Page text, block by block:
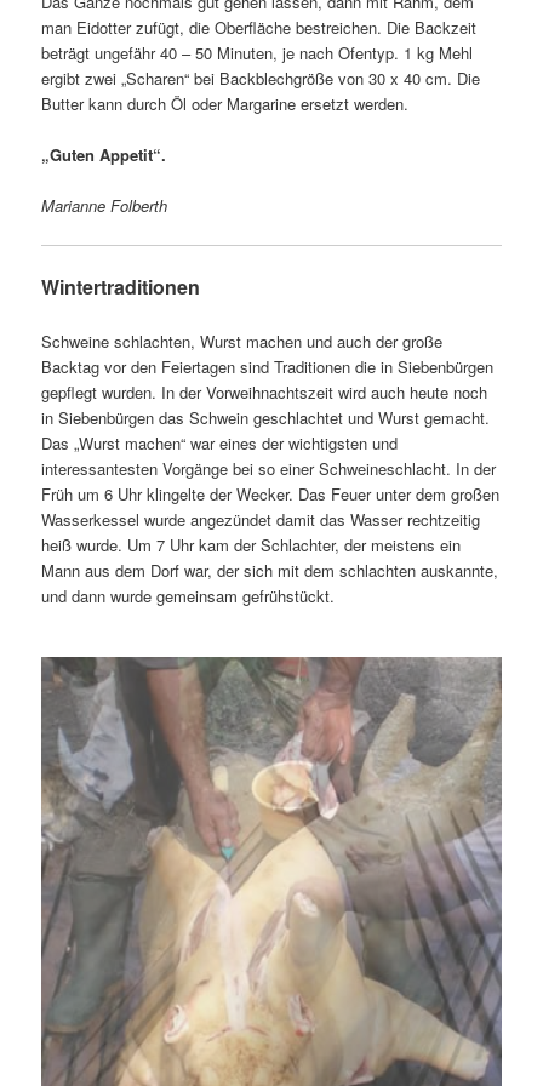
man Eidotter zufügt, die Oberfläche bestreichen. Die Backzeit
beträgt ungefähr 40 – 50 Minuten, je nach Ofentyp. 1 kg Mehl
ergibt zwei „Scharen“ bei Backblechgröße von 30 x 40 cm. Die
Butter kann durch Öl oder Margarine ersetzt werden.
„Guten Appetit“.
Marianne Folberth
Wintertraditionen
Schweine schlachten, Wurst machen und auch der große
Backtag vor den Feiertagen sind Traditionen die in Siebenbürgen
gepflegt wurden. In der Vorweihnachtszeit wird auch heute noch
in Siebenbürgen das Schwein geschlachtet und Wurst gemacht.
Das „Wurst machen“ war eines der wichtigsten und
interessantesten Vorgänge bei so einer Schweineschlacht. In der
Früh um 6 Uhr klingelte der Wecker. Das Feuer unter dem großen
Wasserkessel wurde angezündet damit das Wasser rechtzeitig
heiß wurde. Um 7 Uhr kam der Schlachter, der meistens ein
Mann aus dem Dorf war, der sich mit dem schlachten auskannte,
und dann wurde gemeinsam gefrühstückt.